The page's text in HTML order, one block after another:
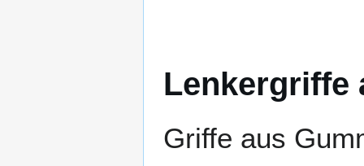
Lenkergriffe
Griffe aus